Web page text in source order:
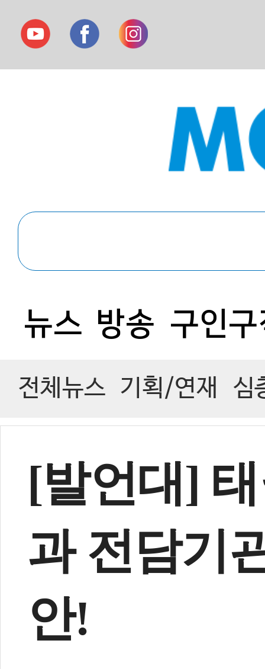
뉴스 방송 구인
전체뉴스 기획/연재 심
[발언대]
과 전담기
안!